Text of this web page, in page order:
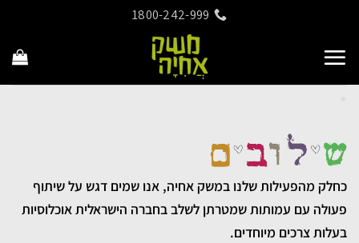
content
1800-242-999
כחלק מהפעילות שלנו במשק אחיה, אנו שמים דגש על שיתוף
פעולה עם עמותות שמטרתן לשלב בחברה הישראלית אוכלוסיות
בעלות צרכים מיוחדים.